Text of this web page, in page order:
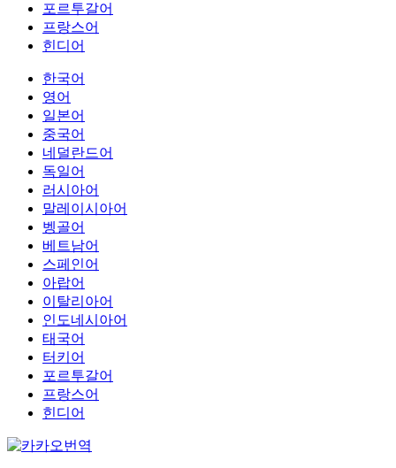
포르투갈어
프랑스어
힌디어
한국어
영어
일본어
중국어
네덜란드어
독일어
러시아어
말레이시아어
벵골어
베트남어
스페인어
아랍어
이탈리아어
인도네시아어
태국어
터키어
포르투갈어
프랑스어
힌디어